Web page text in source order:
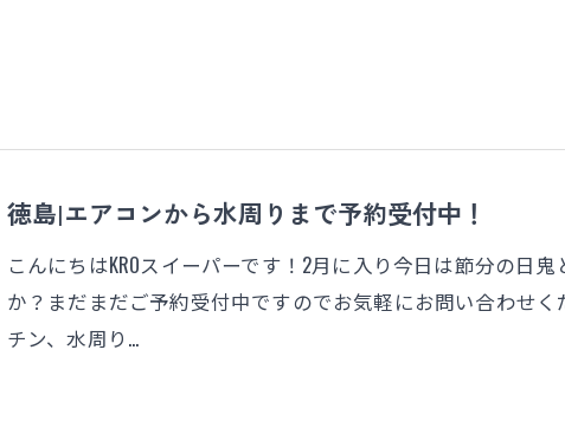
徳島|エアコンから水周りまで予約受付中！
こんにちはKROスイーパーです！2月に入り今日は節分の日
か？まだまだご予約受付中ですのでお気軽にお問い合わせ
チン、水周り…